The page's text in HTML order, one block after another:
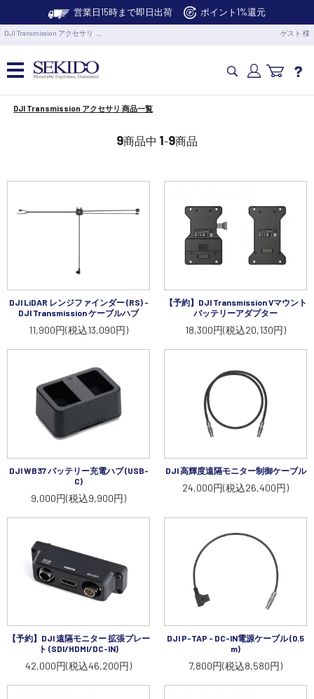
営業日15時まで即日出荷 ポイント1%還元
DJI Transmission アクセサリ … ゲスト 様
カメラドローン・生活家電
水中ドローン(ROV)・水中スクーター
講習会･国家資格･WEBセミナー
サポート・Q&A / 法人・学生のお客様
取扱店舗一覧
SEKIDO
SEKIDO 会社概要
DJI Transmission アクセサリ 商品一覧
9商品中 1-9商品
DJI LiDAR レンジファインダー (RS) -
DJI Transmission ケーブルハブ
11,900円(税込13,090円)
【予約】DJI Transmission Vマウント
バッテリーアダプター
18,300円(税込20,130円)
DJI WB37 バッテリー充電ハブ (USB-
C)
9,000円(税込9,900円)
DJI 高輝度遠隔モニター制御ケーブル
24,000円(税込26,400円)
【予約】DJI 遠隔モニター 拡張プレー
ト (SDI/HDMI/DC-IN)
42,000円(税込46,200円)
DJI P-TAP - DC-IN電源ケーブル (0.5
m)
7,800円(税込8,580円)